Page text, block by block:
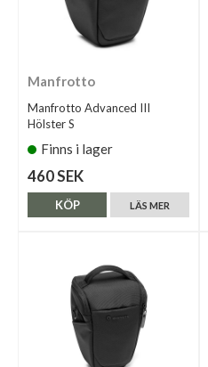
Manfrotto
Manfrotto Advanced III
Hölster S
Finns i lager
460 SEK
LÄS MER
KÖP